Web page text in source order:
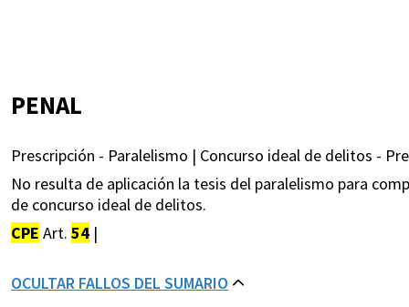
PENAL
Prescripción - Paralelismo | Concurso ideal de delitos -
No resulta de aplicación la tesis del paralelismo para
de concurso ideal de delitos.
CPE Art. 54 |
OCULTAR FALLOS DEL SUMARIO